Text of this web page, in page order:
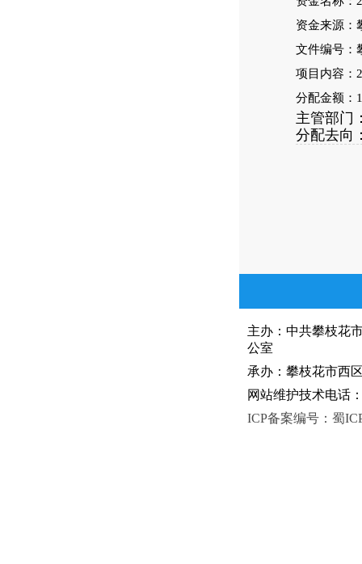
资金来源：
文件编号：
项目内容：
分配金额：
主管部门
分配去向
主办：中共攀枝
公室
承办：攀枝花市西
网站维护技术电话
ICP备案编号：蜀